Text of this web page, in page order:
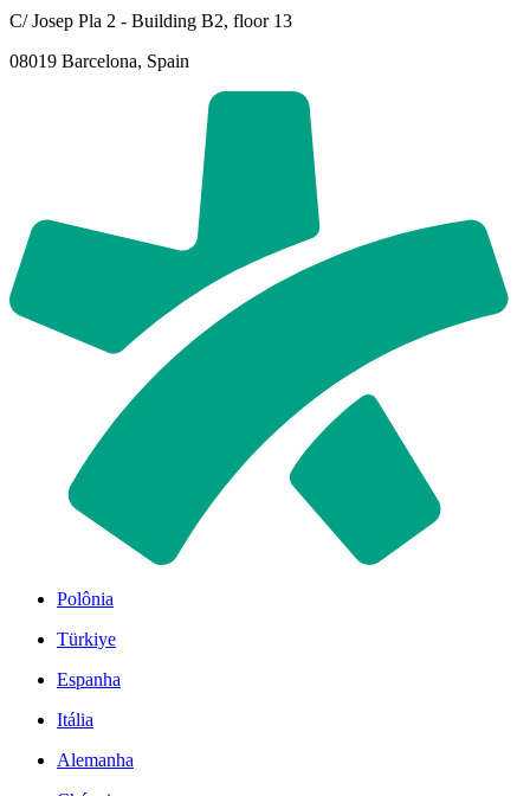
C/ Josep Pla 2 - Building B2, floor 13
08019 Barcelona, Spain
Polônia
Türkiye
Espanha
Itália
Alemanha